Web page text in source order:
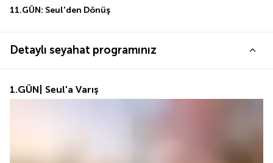
11.GÜN: Seul'den Dönüş
Detaylı seyahat programınız
1.GÜN| Seul'a Varış